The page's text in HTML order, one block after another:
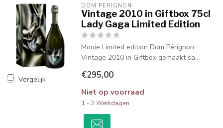
Vergelijk
DOM PÉRIGNON
Vintage 2010 in Giftbox 75cl
Lady Gaga Limited Edition
Mooie Limited edition Dom Pérignon
Vintage 2010 in Giftbox gemaakt sa...
€295,00
Niet op voorraad
1 - 3 Werkdagen